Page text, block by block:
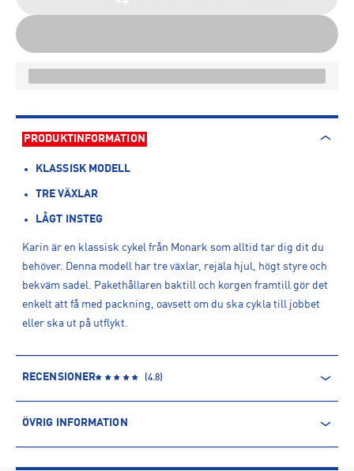
PRODUKTINFORMATION
KLASSISK MODELL
TRE VÄXLAR
LÅGT INSTEG
Karin är en klassisk cykel från Monark som alltid tar dig dit du
behöver. Denna modell har tre växlar, rejäla hjul, högt styre och
bekväm sadel. Pakethållaren baktill och korgen framtill gör det
enkelt att få med packning, oavsett om du ska cykla till jobbet
eller ska ut på utflykt.
RECENSIONER (4.8)
ÖVRIG INFORMATION
Produktnummer: 1035881